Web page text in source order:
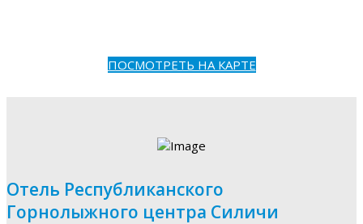
ПОСМОТРЕТЬ НА КАРТЕ
Отель Республиканского
Горнолыжного центра Силичи